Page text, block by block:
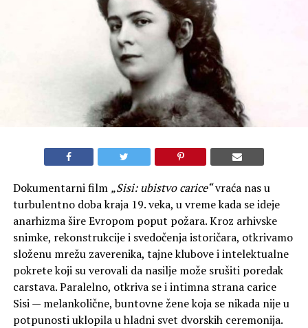
Dokumentarni film „Sisi: ubistvo carice“vraća nas u
turbulentno doba kraja 19. veka, u vreme kada se ideje
anarhizma šire Evropom poput požara. Kroz arhivske
snimke, rekonstrukcije i svedočenja istoričara, otkrivamo
složenu mrežu zaverenika, tajne klubove i intelektualne
pokrete koji su verovali da nasilje može srušiti poredak
carstava. Paralelno, otkriva se i intimna strana carice
Sisi — melankolične, buntovne žene koja se nikada nije u
potpunosti uklopila u hladni svet dvorskih ceremonija.